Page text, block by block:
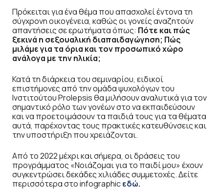
Πρόκειται για ένα θέμα που απασχολεί έντονα τη
σύγχρονη οικογένεια, καθώς οι γονείς αναζητούν
απαντήσεις σε ερωτήματα όπως: Πότε και πώς
ξεκινά η σεξουαλική διαπαιδαγώγηση; Πώς
μιλάμε για τα όρια και τον προσωπικό χώρο
ανάλογα με την ηλικία;
Κατά τη διάρκεια του σεμιναρίου, ειδικοί
επιστήμονες από την ομάδα ψυχολόγων του
Ινστιτούτου Prolepsis θα μιλήσουν αναλυτικά για τον
σημαντικό ρόλο των γονέων στο να εκπαιδεύσουν
και να προετοιμάσουν τα παιδιά τους για τα θέματα
αυτά, παρέχοντας τους πρακτικές κατευθύνσεις και
την υποστήριξη που χρειάζονται.
Από το 2022 μέχρι και σήμερα, οι δράσεις του
προγράμματος «Νοιάζομαι για το παιδί μου» έχουν
συγκεντρώσει δεκάδες χιλιάδες συμμετοχές. Δείτε
περισσότερα στο infographicεδώ.